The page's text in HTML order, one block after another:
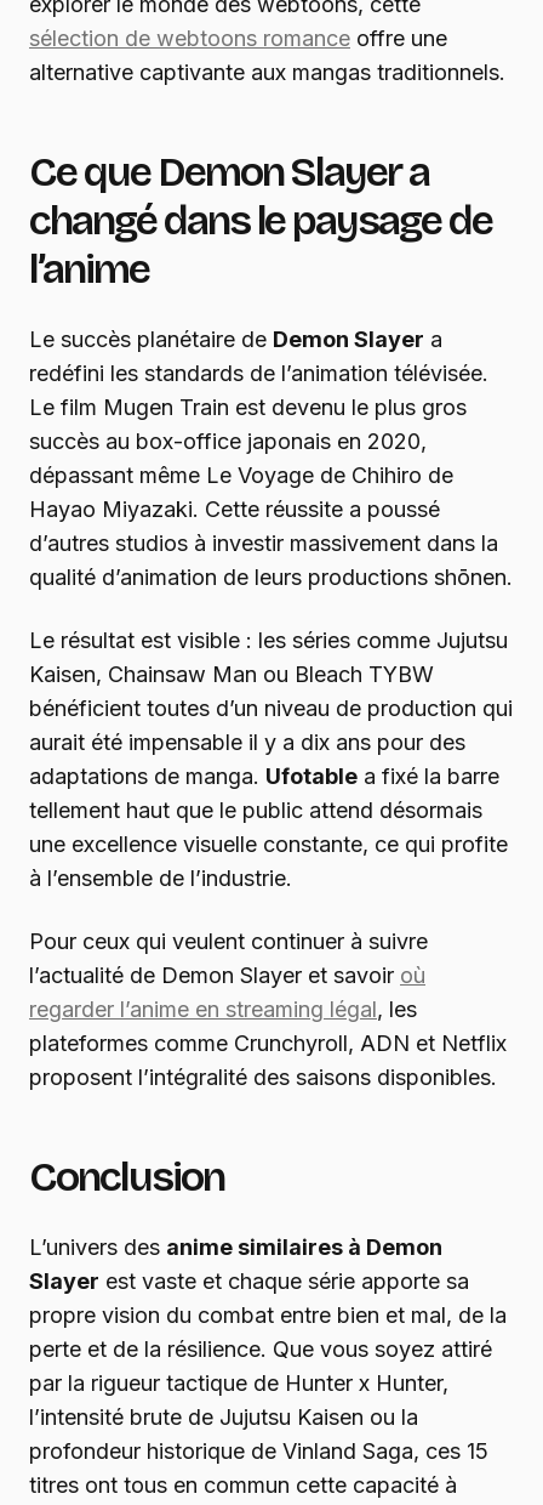
sélection de webtoons romance offre une
alternative captivante aux mangas traditionnels.
Ce que Demon Slayer a
changé dans le paysage de
l’anime
Le succès planétaire de Demon Slayer a
redéfini les standards de l’animation télévisée.
Le film Mugen Train est devenu le plus gros
succès au box-office japonais en 2020,
dépassant même Le Voyage de Chihiro de
Hayao Miyazaki. Cette réussite a poussé
d’autres studios à investir massivement dans la
qualité d’animation de leurs productions shōnen.
Le résultat est visible : les séries comme Jujutsu
Kaisen, Chainsaw Man ou Bleach TYBW
bénéficient toutes d’un niveau de production qui
aurait été impensable il y a dix ans pour des
adaptations de manga. Ufotable a fixé la barre
tellement haut que le public attend désormais
une excellence visuelle constante, ce qui profite
à l’ensemble de l’industrie.
Pour ceux qui veulent continuer à suivre
l’actualité de Demon Slayer et savoir où
regarder l’anime en streaming légal, les
plateformes comme Crunchyroll, ADN et Netflix
proposent l’intégralité des saisons disponibles.
Conclusion
L’univers des anime similaires à Demon
Slayer est vaste et chaque série apporte sa
propre vision du combat entre bien et mal, de la
perte et de la résilience. Que vous soyez attiré
par la rigueur tactique de Hunter x Hunter,
l’intensité brute de Jujutsu Kaisen ou la
profondeur historique de Vinland Saga, ces 15
titres ont tous en commun cette capacité à